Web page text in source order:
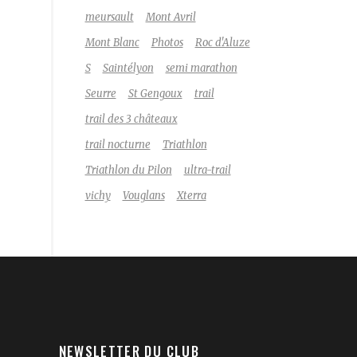
meursault
Mont Avril
Mont Blanc
Photos
Roc d'Aluze
S
Saintélyon
semi marathon
Seurre
St Gengoux
trail
trail des 3 châteaux
trail nocturne
Triathlon
Triathlon du Pilon
ultra-trail
vichy
Vouglans Xterra
NEWSLETTER DU CLUB